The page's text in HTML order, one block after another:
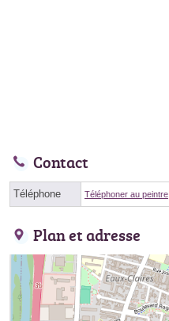
Contact
Téléphone Téléphoner au peintre
Plan et adresse